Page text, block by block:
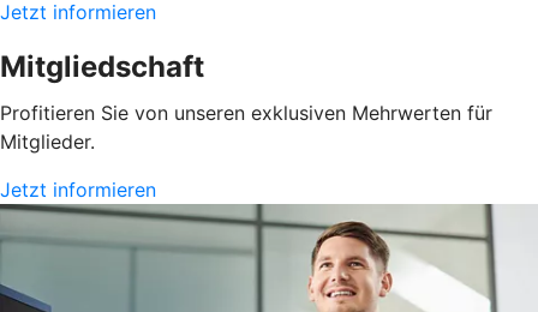
Jetzt informieren
Mitgliedschaft
Profitieren Sie von unseren exklusiven Mehrwerten für
Mitglieder.
Jetzt informieren